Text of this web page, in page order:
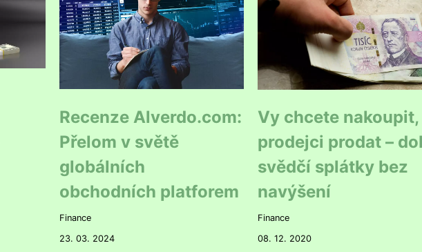
Recenze Alverdo.com:
Přelom v světě
globálních
obchodních platforem
Finance
23. 03. 2024
Vy chcete nakoupit,
prodejci prodat –
svědčí splátky bez
navýšení
Finance
08. 12. 2020